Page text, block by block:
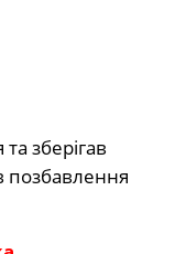
зберігав
позбавлення